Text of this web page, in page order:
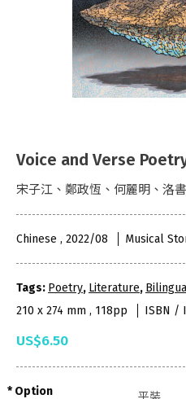
Voice and Verse
宋子江、鄭政恆、何麗明、洛
Chinese , 2022/08 Musical
Tags: Poetry, Literature,
210 x 274 mm , 118pp
ISBN /
US$6.50
Option